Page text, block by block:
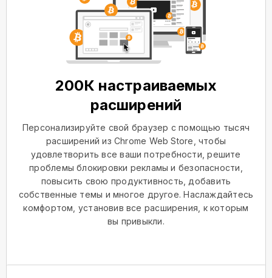
200К настраиваемых
расширений
Персонализируйте свой браузер с помощью тысяч
расширений из Chrome Web Store, чтобы
удовлетворить все ваши потребности, решите
проблемы блокировки рекламы и безопасности,
повысить свою продуктивность, добавить
собственные темы и многое другое. Наслаждайтесь
комфортом, установив все расширения, к которым
вы привыкли.